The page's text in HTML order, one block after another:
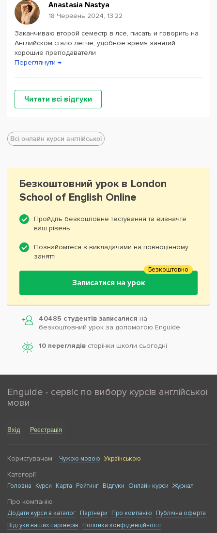
дозволяє побачити якісний прогрес у вивченні
мови.Онлайн-курси англійської в LSE розроблені для
дітей від 6 років, підлітків та дорослих. Групи
формуються як за віком, так і за рівнем знань.
Записатися в групу можна за результатами
безкоштовного онлайн-тесту на сайті школи.
Anastasia Nastya
18 Червень 2024, 13:22
Заканчиваю второй семестр в лсе, писать и говорить на
Английском стало легче, удобное время занятий,
хорошие преподаватели
Переглянути →
Читати всі відгуки
Всі онлайн курси англійської
Безкоштовний урок в London
School of English Online
Пройдіть безкоштовне тестування та визначте
ваш рівень
Познайомтеся з викладачами на повноцінному
занятті
Записатися на урок
Безкоштовно
40485 студентів записалися на
безкоштовний урок за допомогою Enguide
10 переглядів сторінки школи cьогодні
Enguide - сервіс по вибору курсів англійської
мови
Вхід Реєстрація
Користувачам Чужою мовою Українською
Категорії
Головна Курси Карта Рейтинг Відгуки Онлайн курси Журнал
Про компанію
Додати курси в каталог Партнери Про компанію
Публічна оферта
Відгуки наших партнерів
Політика конфіденційності